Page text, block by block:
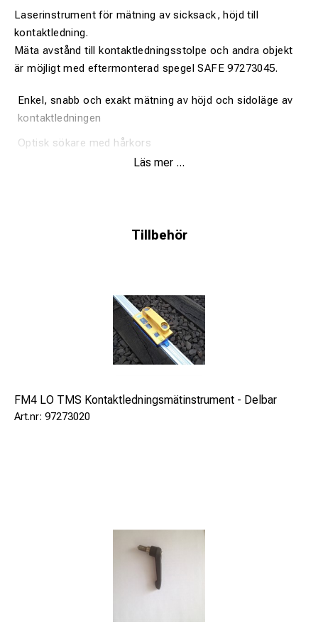
Laserinstrument för mätning av sicksack, höjd till
kontaktledning.
Mäta avstånd till kontaktledningsstolpe och andra objekt
är möjligt med eftermonterad spegel SAFE 97273045.
Enkel, snabb och exakt mätning av höjd och sidoläge av
kontaktledningen
Optisk sökare med hårkors
För spårvidd 1435mm men kan levereras i valfri längd
Ej delbar (Se SAFE 97273020 för delbart instrument)
Bakgrundsbelyst display
Ingår lampa för kontaktledning
(to the centre of track gauge)
Measuring bar (guide rail) for track gauge (mm) 1435
Measuring range of the laser (m) to 60
Measured value resolution (smallest unit displayed) (mm)
Measuring accuracy laser/system (mm) ± 1,5/±3 *
Läs mer ...
Tillbehör
FM4 LO TMS Kontaktledningsmätinstrument - Delbar
97273020